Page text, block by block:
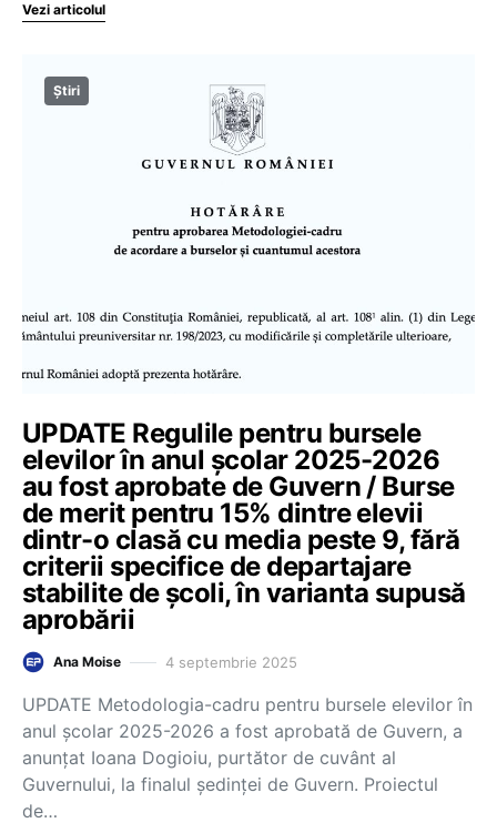
Vezi articolul
Știri
UPDATE Regulile pentru bursele
elevilor în anul școlar 2025-2026
au fost aprobate de Guvern / Burse
de merit pentru 15% dintre elevii
dintr-o clasă cu media peste 9, fără
criterii specifice de departajare
stabilite de școli, în varianta supusă
aprobării
Ana Moise 4 septembrie 2025
UPDATE Metodologia-cadru pentru bursele elevilor în
anul școlar 2025-2026 a fost aprobată de Guvern, a
anunțat Ioana Dogioiu, purtător de cuvânt al
Guvernului, la finalul ședinței de Guvern. Proiectul
de…